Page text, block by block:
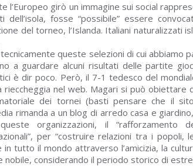
l’Europeo girò un immagine sui social
dell’isola, fosse “possibile” essere
del torneo, l’Islanda. Italiani naturalizzati
queste selezioni di cui abbiamo
a guardare alcuni risultati delle partite
è dir poco. Però, il 7-1 tedesco del
rieccheggia nel web. Magari si può obiettare
dei tornei (basti pensare che il
rimanda a un blog di arredo casa e
organizzazioni, il “rafforzamento
per “costruire relazioni tra i popoli,
in tutto il mondo attraverso l’amicizia, la
nobile, considerando il periodo storico di